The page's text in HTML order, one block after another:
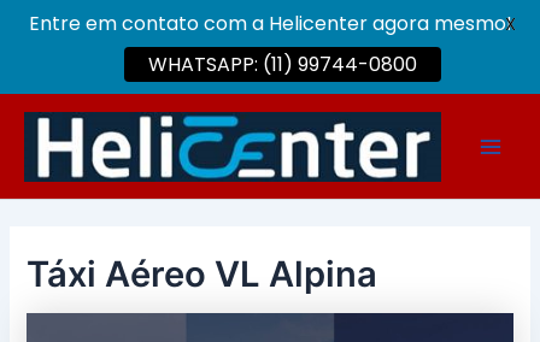
conteúdo
Táxi Aéreo VL Alpina
Entre em contato com a Helicenter agora mesmo!
WHATSAPP: (11) 99744-0800
X